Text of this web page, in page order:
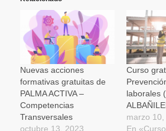
en
una
ventana
nueva)
en
una
ventana
nueva)
en
una
ventana
nueva)
ventana
nueva) a
Nuevas acciones
formativas gratuitas de
PALMA ACTIVA –
Competencias
Transversales
octubre 13, 2023
Curso
laborales
marzo 10,
En